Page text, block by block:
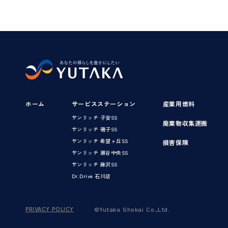
ホーム サービスステーション
サンリッチ 子安SS
サンリッチ 磯子SS
サンリッチ 希望ヶ丘SS
サンリッチ 瀬谷中央SS
サンリッチ 藤沢SS
Dr.Drive 石川店
産業用燃料
廃棄物収集運搬
損害保険
PRIVACY POLICY ©Yutaka Shokai Co.,Ltd.